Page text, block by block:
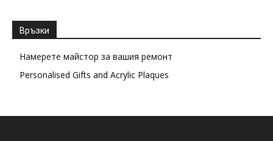
Връзки
Намерете майстор за вашия ремонт
Personalised Gifts and Acrylic Plaques